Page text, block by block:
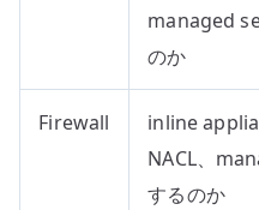
managed
のか
Firewall
inline
NACL、
するのか